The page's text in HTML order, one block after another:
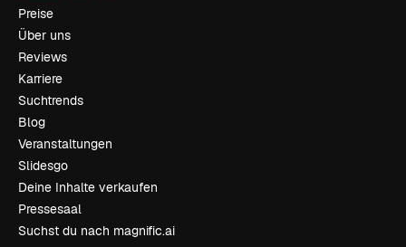
Preise
Über uns
Reviews
Karriere
Suchtrends
Blog
Veranstaltungen
Slidesgo
Deine Inhalte verkaufen
Pressesaal
Suchst du nach magnific.ai